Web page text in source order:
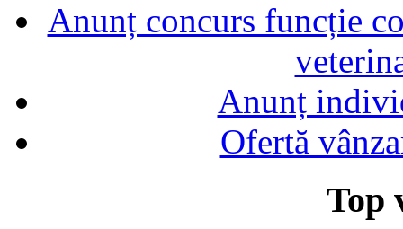
Anunț concurs funcție
Anunț
Ofertă
Top